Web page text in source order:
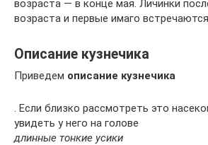
возраста — в конце мая. Личинки
возраста и первые имаго
Описание кузнечика
Приведем описание кузнечика
. Если близко рассмотреть это
увидеть у него на голове
длинные тонкие усики